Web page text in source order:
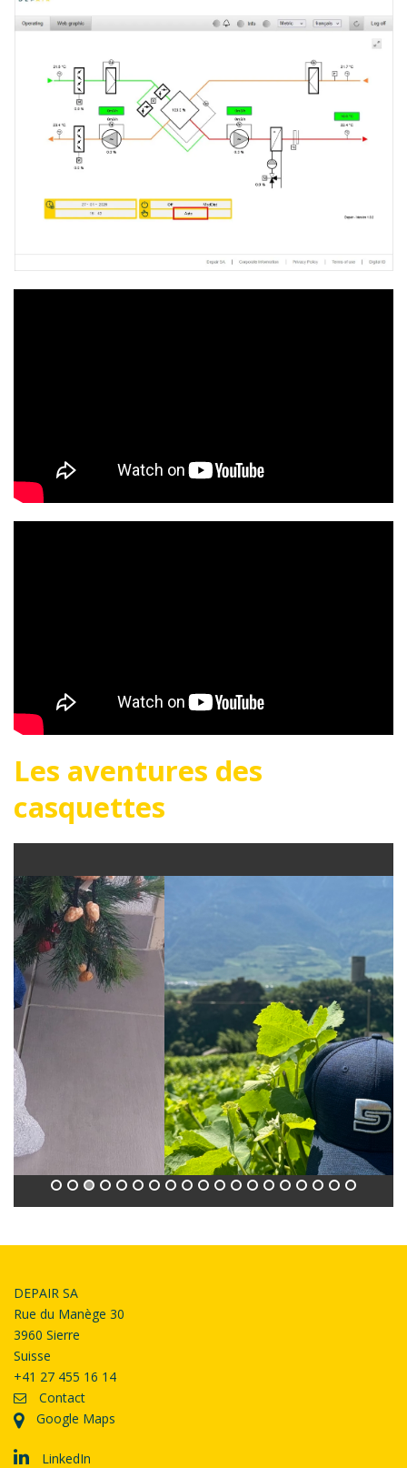
Les aventures des
casquettes
DEPAIR SA
Rue du Manège 30
3960 Sierre
Suisse
+41 27 455 16 14
Contact
Google Maps
LinkedIn